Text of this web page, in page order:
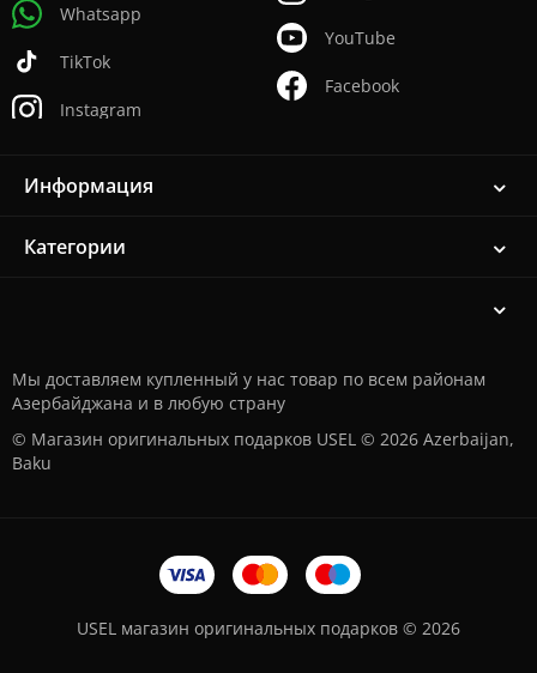
Whatsapp
TikTok
Instagram
YouTube
Facebook
Информация
Категории
Мы доставляем купленный у нас товар по всем районам
Азербайджана и в любую страну
© Магазин оригинальных подарков USEL © 2026 Azerbaijan,
Baku
USEL магазин оригинальных подарков © 2026